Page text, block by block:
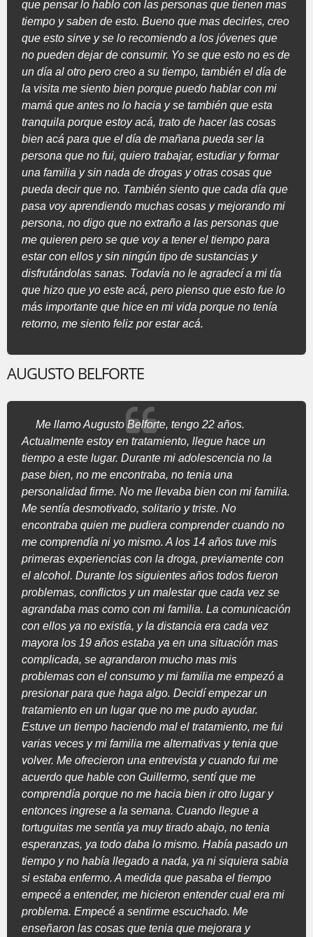
que pensar lo hablo con las personas que tienen mas
tiempo y saben de esto. Bueno que mas decirles, creo
que esto sirve y se lo recomiendo a los jóvenes que
no pueden dejar de consumir. Yo se que esto no es de
un día al otro pero creo a su tiempo, también el día de
la visita me siento bien porque puedo hablar con mi
mamá que antes no lo hacia y se también que esta
tranquila porque estoy acá, trato de hacer las cosas
bien acá para que el día de mañana pueda ser la
persona que no fui, quiero trabajar, estudiar y formar
una familia y sin nada de drogas y otras cosas que
pueda decir que no. También siento que cada día que
pasa voy aprendiendo muchas cosas y mejorando mi
persona, no digo que no extraño a las personas que
me quieren pero se que voy a tener el tiempo para
estar con ellos y sin ningún tipo de sustancias y
disfrutándolas sanas. Todavía no le agradecí a mi tía
que hizo que yo este acá, pero pienso que esto fue lo
más importante que hice en mi vida porque no tenía
retorno, me siento feliz por estar acá.
AUGUSTO BELFORTE
Me llamo Augusto Belforte, tengo 22 años.
Actualmente estoy en tratamiento, llegue hace un
tiempo a este lugar. Durante mi adolescencia no la
pase bien, no me encontraba, no tenia una
personalidad firme. No me llevaba bien con mi familia.
Me sentía desmotivado, solitario y triste. No
encontraba quien me pudiera comprender cuando no
me comprendía ni yo mismo. A los 14 años tuve mis
primeras experiencias con la droga, previamente con
el alcohol. Durante los siguientes años todos fueron
problemas, conflictos y un malestar que cada vez se
agrandaba mas como con mi familia. La comunicación
con ellos ya no existía, y la distancia era cada vez
mayora los 19 años estaba ya en una situación mas
complicada, se agrandaron mucho mas mis
problemas con el consumo y mi familia me empezó a
presionar para que haga algo. Decidí empezar un
tratamiento en un lugar que no me pudo ayudar.
Estuve un tiempo haciendo mal el tratamiento, me fui
varias veces y mi familia me alternativas y tenia que
volver. Me ofrecieron una entrevista y cuando fui me
acuerdo que hable con Guillermo, sentí que me
comprendía porque no me hacia bien ir otro lugar y
entonces ingrese a la semana. Cuando llegue a
tortuguitas me sentía ya muy tirado abajo, no tenia
esperanzas, ya todo daba lo mismo. Había pasado un
tiempo y no había llegado a nada, ya ni siquiera sabia
si estaba enfermo. A medida que pasaba el tiempo
empecé a entender, me hicieron entender cual era mi
problema. Empecé a sentirme escuchado. Me
enseñaron las cosas que tenia que mejorara y